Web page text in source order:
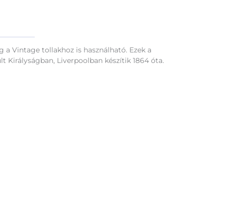
Vintage tollakhoz is használható. Ezek a
Liverpoolban készítik 1864 óta.